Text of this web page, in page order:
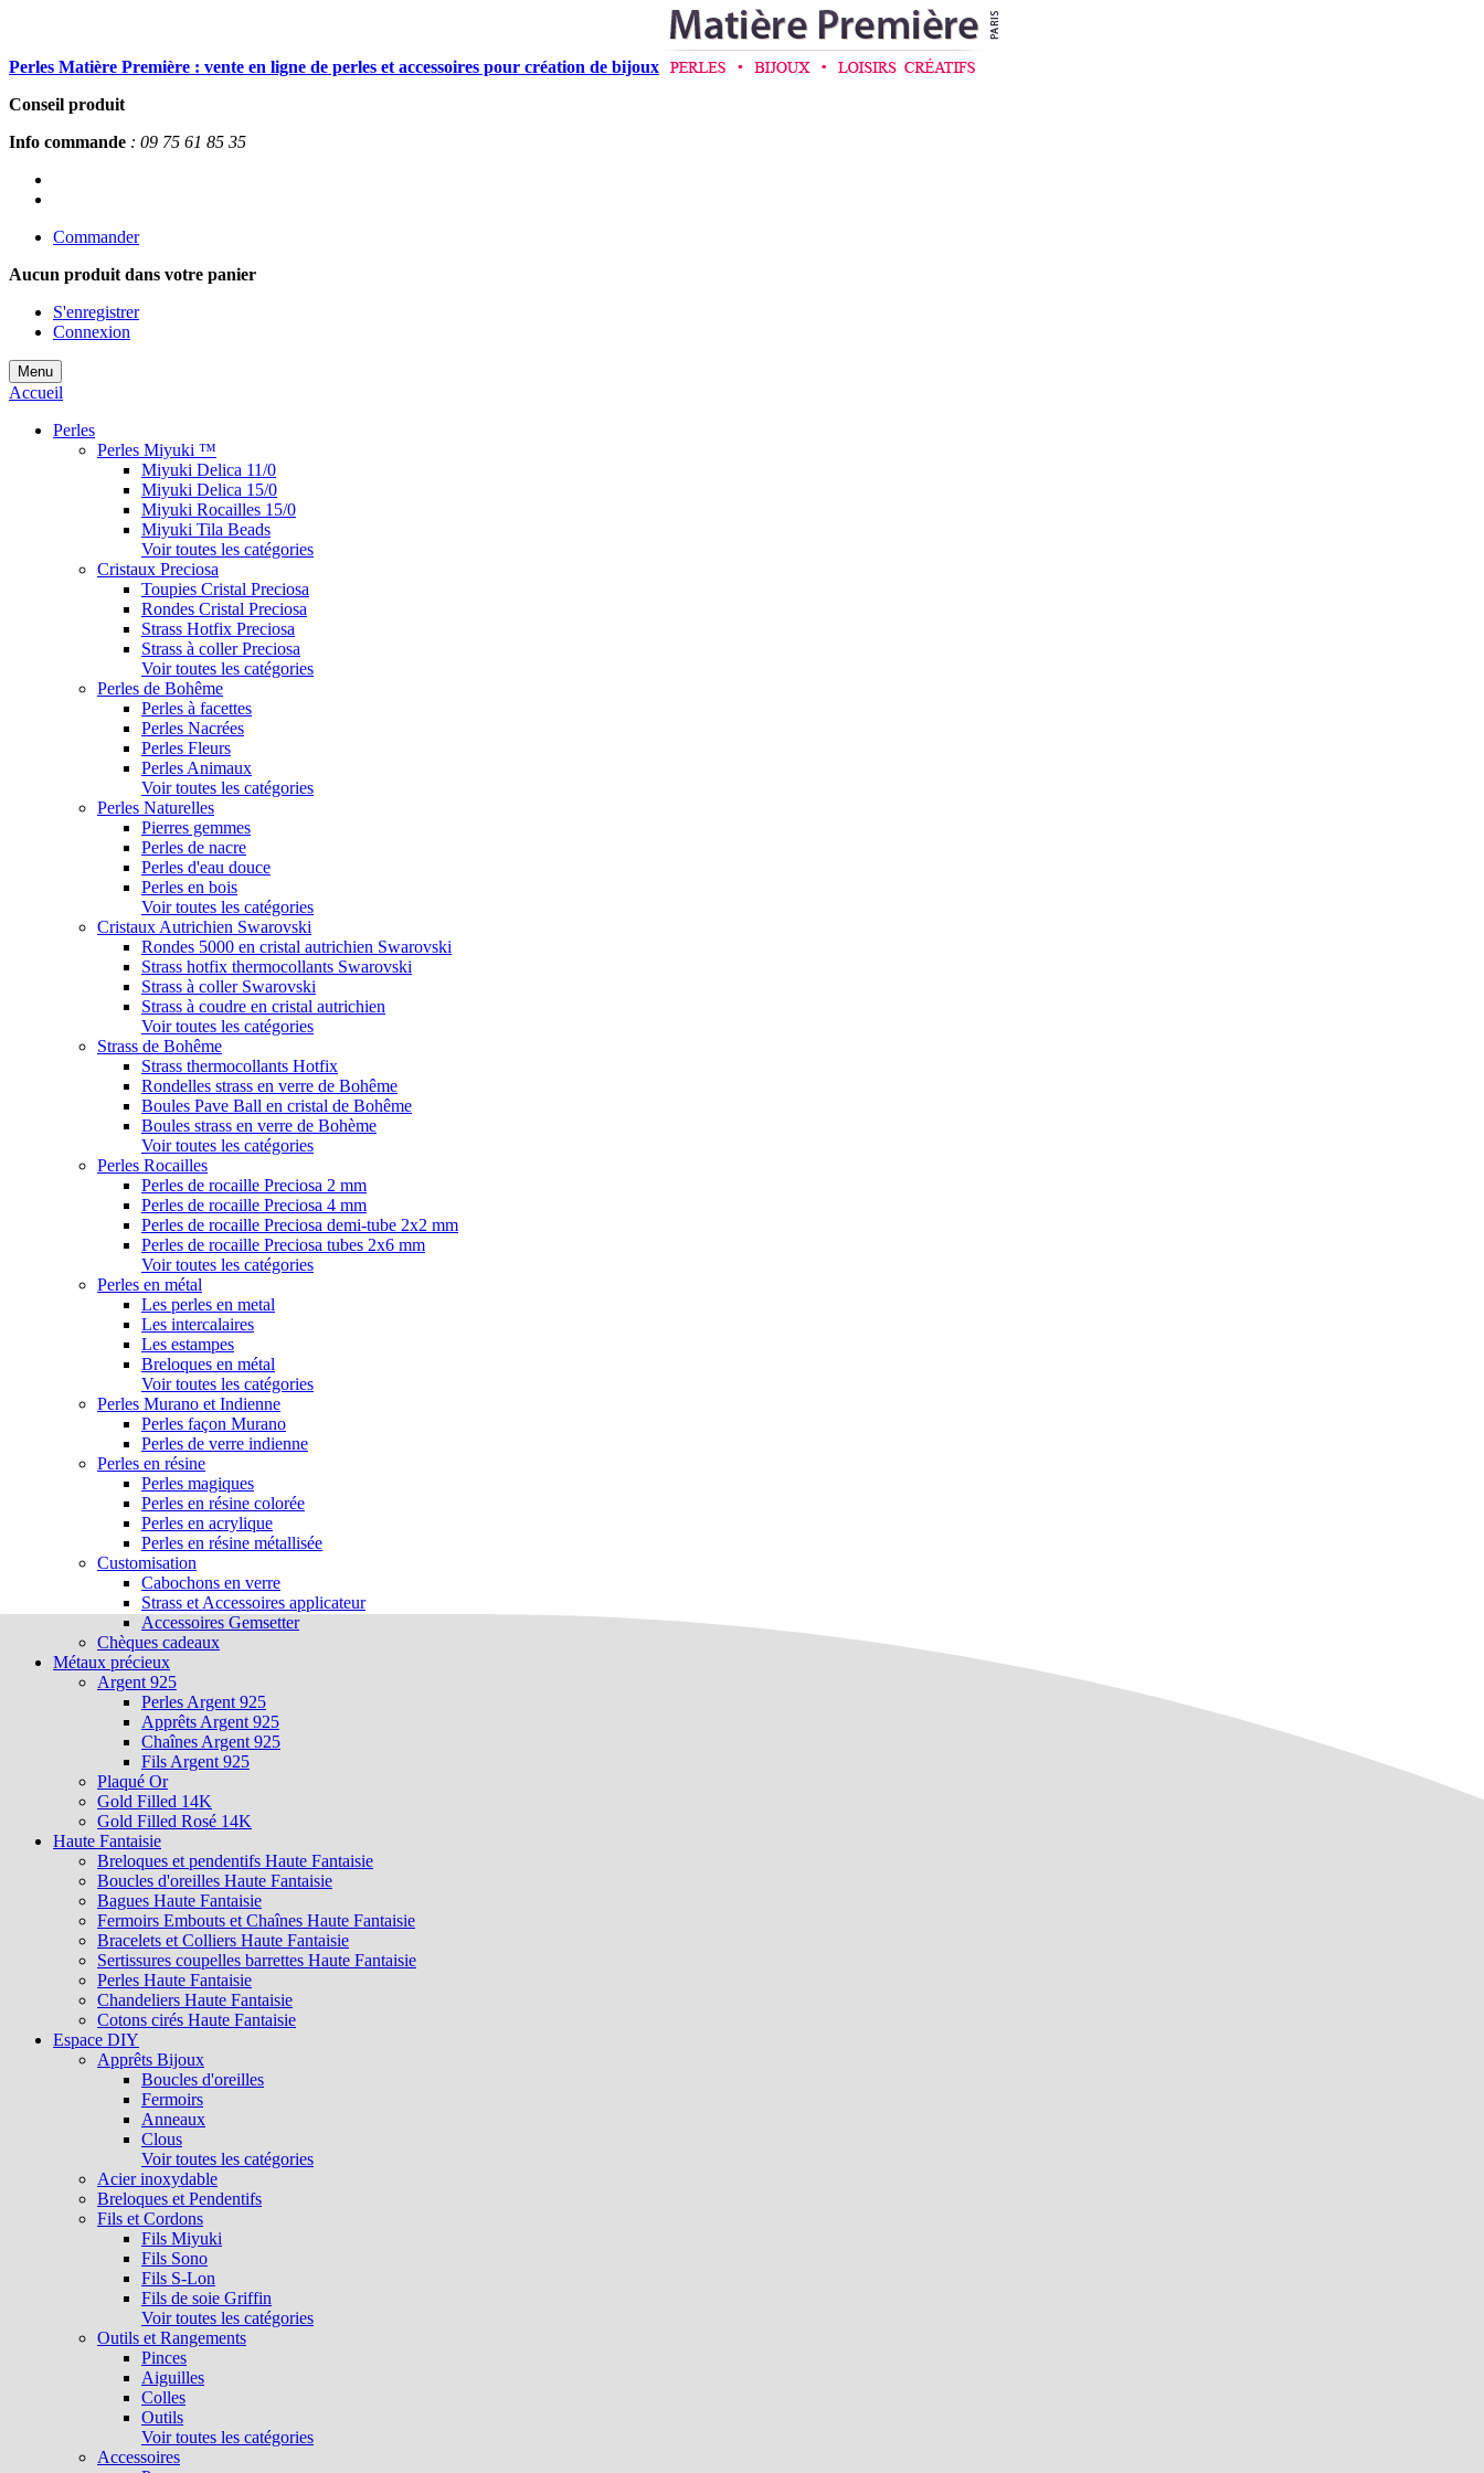
Perles Matière Première : vente en ligne de perles et accessoires pour création de bijoux
Conseil produit
Info commande : 09 75 61 85 35
Commander
Aucun produit dans votre panier
S'enregistrer
Connexion
Menu
Accueil
Perles
Perles Miyuki ™
Miyuki Delica 11/0
Miyuki Delica 15/0
Miyuki Rocailles 15/0
Miyuki Tila Beads
Voir toutes les catégories
Cristaux Preciosa
Toupies Cristal Preciosa
Rondes Cristal Preciosa
Strass Hotfix Preciosa
Strass à coller Preciosa
Voir toutes les catégories
Perles de Bohême
Perles à facettes
Perles Nacrées
Perles Fleurs
Perles Animaux
Voir toutes les catégories
Perles Naturelles
Pierres gemmes
Perles de nacre
Perles d'eau douce
Perles en bois
Voir toutes les catégories
Cristaux Autrichien Swarovski
Rondes 5000 en cristal autrichien Swarovski
Strass hotfix thermocollants Swarovski
Strass à coller Swarovski
Strass à coudre en cristal autrichien
Voir toutes les catégories
Strass de Bohême
Strass thermocollants Hotfix
Rondelles strass en verre de Bohême
Boules Pave Ball en cristal de Bohême
Boules strass en verre de Bohème
Voir toutes les catégories
Perles Rocailles
Perles de rocaille Preciosa 2 mm
Perles de rocaille Preciosa 4 mm
Perles de rocaille Preciosa demi-tube 2x2 mm
Perles de rocaille Preciosa tubes 2x6 mm
Voir toutes les catégories
Perles en métal
Les perles en metal
Les intercalaires
Les estampes
Breloques en métal
Voir toutes les catégories
Perles Murano et Indienne
Perles façon Murano
Perles de verre indienne
Perles en résine
Perles magiques
Perles en résine colorée
Perles en acrylique
Perles en résine métallisée
Customisation
Cabochons en verre
Strass et Accessoires applicateur
Accessoires Gemsetter
Chèques cadeaux
Métaux précieux
Argent 925
Perles Argent 925
Apprêts Argent 925
Chaînes Argent 925
Fils Argent 925
Plaqué Or
Gold Filled 14K
Gold Filled Rosé 14K
Haute Fantaisie
Breloques et pendentifs Haute Fantaisie
Boucles d'oreilles Haute Fantaisie
Bagues Haute Fantaisie
Fermoirs Embouts et Chaînes Haute Fantaisie
Bracelets et Colliers Haute Fantaisie
Sertissures coupelles barrettes Haute Fantaisie
Perles Haute Fantaisie
Chandeliers Haute Fantaisie
Cotons cirés Haute Fantaisie
Espace DIY
Apprêts Bijoux
Boucles d'oreilles
Fermoirs
Anneaux
Clous
Voir toutes les catégories
Acier inoxydable
Breloques et Pendentifs
Fils et Cordons
Fils Miyuki
Fils Sono
Fils S-Lon
Fils de soie Griffin
Voir toutes les catégories
Outils et Rangements
Pinces
Aiguilles
Colles
Outils
Voir toutes les catégories
Accessoires